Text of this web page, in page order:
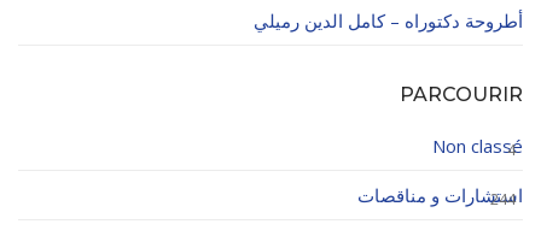
أطروحة دكتوراه – كامل الدين رميلي
PARCOURIR
Non classé
4
استشارات و مناقصات
244